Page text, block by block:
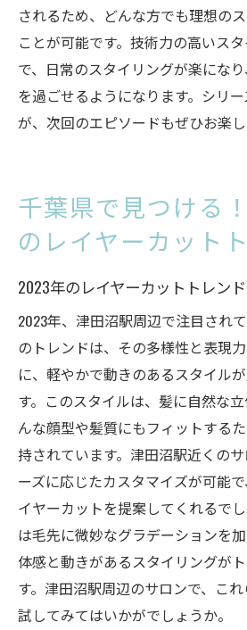
されるため、どんな方でも理想の
ことが可能です。技術力の高いス
で、日常のスタイリングが楽にな
を過ごせるようになります。シリ
が、次回のエピソードもぜひお楽し
千葉県で見つける
のレイヤーカット
2023年のレイヤーカットトレン
2023年、津田沼駅周辺で注目され
のトレンドは、その多様性と表現
に、軽やかで動きのあるスタイル
す。このスタイルは、髪に自然な
んな顔型や髪質にもフィットする
持されています。津田沼駅近くの
ーズに応じたカスタマイズが可能
イヤーカットを提案してくれるで
は毛先に微妙なグラデーションを
体感と動きがあるスタイリングが
す。津田沼駅周辺のサロンで、こ
試してみてはいかがでしょうか。